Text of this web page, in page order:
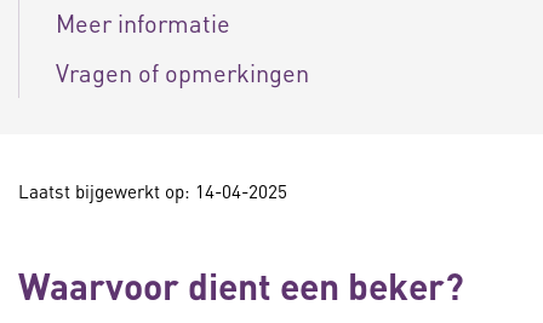
Meer informatie
Vragen of opmerkingen
Laatst bijgewerkt op: 14-04-2025
Waarvoor dient een beker?